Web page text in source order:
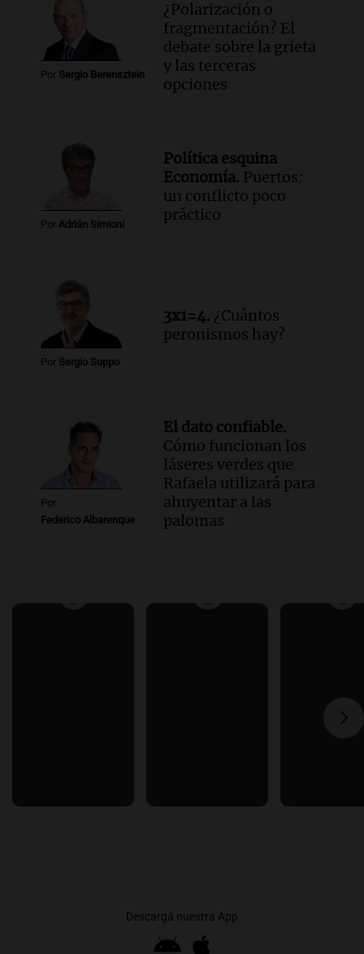
Por Sergio Berensztein
¿Polarización o
fragmentación? El
debate sobre la grieta
y las terceras
opciones
Por Adrián Simioni
Política esquina
Economía. Puertos:
un conflicto poco
práctico
Por Sergio Suppo
3x1=4. ¿Cuántos
peronismos hay?
Por
Federico Albarenque
El dato confiable.
Cómo funcionan los
láseres verdes que
Rafaela utilizará para
ahuyentar a las
palomas
Descargá nuestra App